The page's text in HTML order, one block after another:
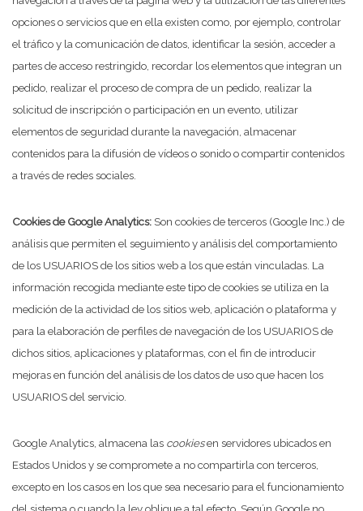
opciones o servicios que en ella existen como, por ejemplo, controlar
el tráfico y la comunicación de datos, identificar la sesión, acceder a
partes de acceso restringido, recordar los elementos que integran un
pedido, realizar el proceso de compra de un pedido, realizar la
solicitud de inscripción o participación en un evento, utilizar
elementos de seguridad durante la navegación, almacenar
contenidos para la difusión de vídeos o sonido o compartir contenidos
a través de redes sociales.
Cookies de Google Analytics: Son cookies de terceros (Google Inc.) de
análisis que permiten el seguimiento y análisis del comportamiento
de los USUARIOS de los sitios web a los que están vinculadas. La
información recogida mediante este tipo de cookies se utiliza en la
medición de la actividad de los sitios web, aplicación o plataforma y
para la elaboración de perfiles de navegación de los USUARIOS de
dichos sitios, aplicaciones y plataformas, con el fin de introducir
mejoras en función del análisis de los datos de uso que hacen los
USUARIOS del servicio.
Google Analytics, almacena las cookiesen servidores ubicados en
Estados Unidos y se compromete a no compartirla con terceros,
excepto en los casos en los que sea necesario para el funcionamiento
del sistema o cuando la ley obligue a tal efecto. Según Google no